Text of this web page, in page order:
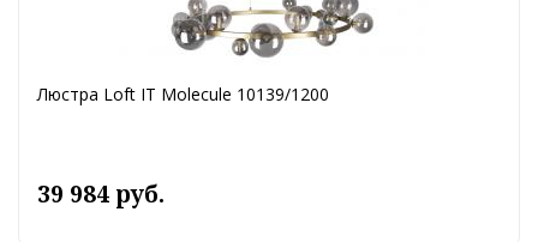
Люстра Loft IT Molecule 10139/1200
39 984 руб.